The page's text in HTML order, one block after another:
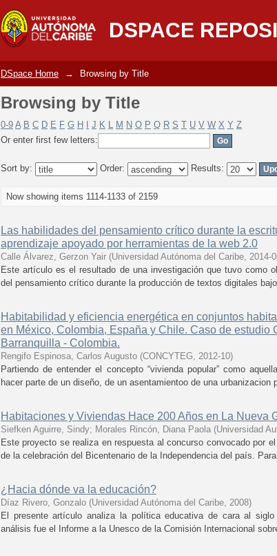
DSPACE
Browsing by Title
DSpace Home → Browsing by Title
Browsing by Title
0-9 A B C D E F G H J K L M N O P Q R S T U V W X Y Z
Or enter first few letters:
Sort by: Order: Results:
Now showing items 1114-1133 of 2159
Las habilidades del pensamiento crítico durante la
aprendizaje apoyado por herramientas de la web 2.0
Calle Álvarez, Gerzon Yair (Universidad Autónoma del Caribe, 2014-
Este artículo es el resultado de una investigación que tuvo como
del pensamiento crítico durante la producción de textos digitales
Habitabilidad y eficiencia energética en conjuntos
en México, Colombia, España y Chile. Caso de estudio
Barranquilla - Colombia.
Rengifo Espinosa, Carlos Augusto (CONCYTEG, 2012-10)
Partiendo de entender el concepto “vivienda popular” como
hacer parte de un diseño, de un asentamientoo de una
Habitaciones y Viviendas Hace 200 Años en La Nueva
Siefken Aguirre, Sindy; Morales Rincón, Diana Paola (Universidad
Este proyecto se realiza en respuesta al concurso convocado por
de la celebración del Bicentenario de la Independencia del país.
¿Hacia dónde va la educación?
Díaz Rivero, Gonzalo (Universidad Autónoma del Caribe, 2008)
El presente artículo analiza la política educativa de cara al
análisis fue el Informe a la Unesco de la Comisión Internacional